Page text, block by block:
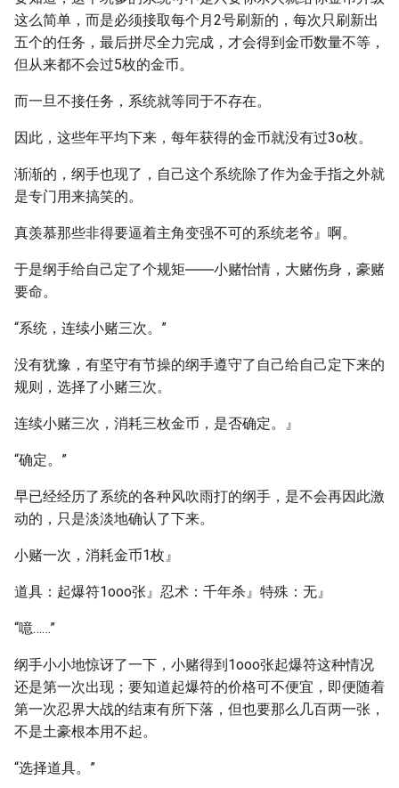
这么简单，而是必须接取每个月2号刷新的，每次只刷新出
五个的任务，最后拼尽全力完成，才会得到金币数量不等，
但从来都不会过5枚的金币。
而一旦不接任务，系统就等同于不存在。
因此，这些年平均下来，每年获得的金币就没有过3o枚。
渐渐的，纲手也现了，自己这个系统除了作为金手指之外就
是专门用来搞笑的。
真羡慕那些非得要逼着主角变强不可的系统老爷』啊。
于是纲手给自己定了个规矩――小赌怡情，大赌伤身，豪赌
要命。
“系统，连续小赌三次。”
没有犹豫，有坚守有节操的纲手遵守了自己给自己定下来的
规则，选择了小赌三次。
连续小赌三次，消耗三枚金币，是否确定。』
“确定。”
早已经经历了系统的各种风吹雨打的纲手，是不会再因此激
动的，只是淡淡地确认了下来。
小赌一次，消耗金币1枚』
道具：起爆符1ooo张』忍术：千年杀』特殊：无』
“噫……”
纲手小小地惊讶了一下，小赌得到1ooo张起爆符这种情况
还是第一次出现；要知道起爆符的价格可不便宜，即便随着
第一次忍界大战的结束有所下落，但也要那么几百两一张，
不是土豪根本用不起。
“选择道具。”